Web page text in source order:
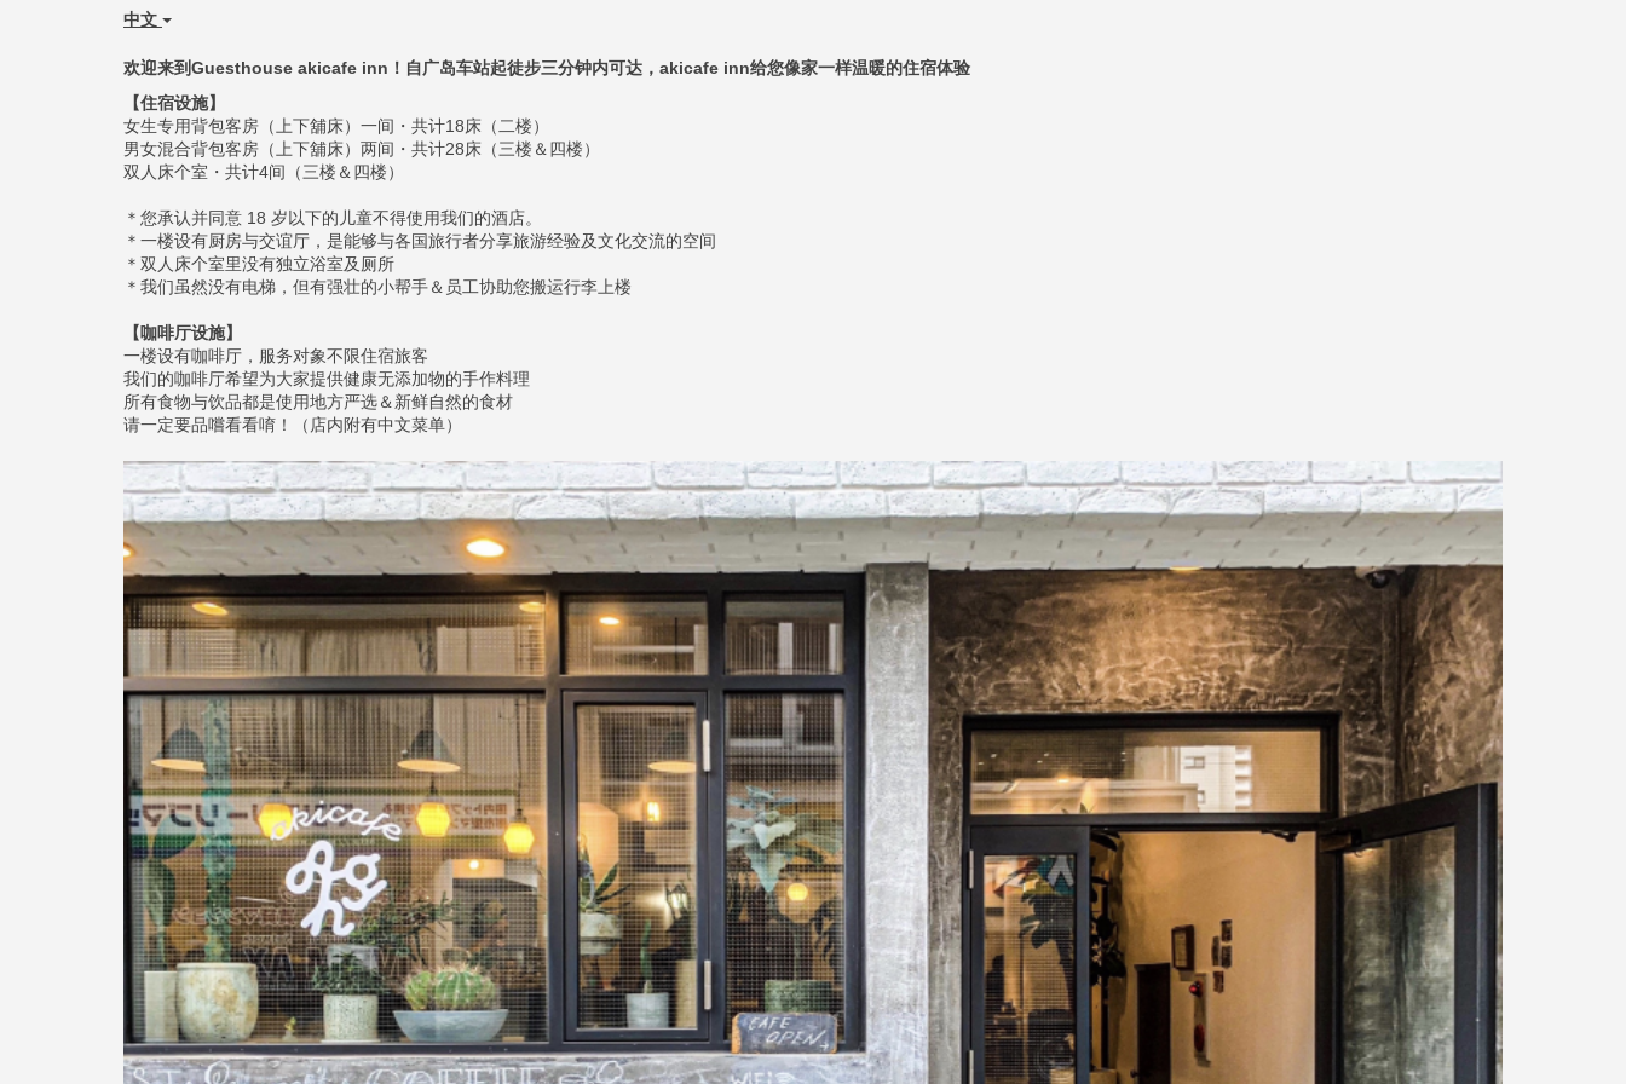
中文
欢迎来到Guesthouse akicafe inn！自广岛车站起徒步三分钟内可达，akicafe inn给您像家一样温暖的住宿体验
【住宿设施】
女生专用背包客房（上下舖床）一间・共计18床（二楼）
男女混合背包客房（上下舖床）两间・共计28床（三楼＆四楼）
双人床个室・共计4间（三楼＆四楼）
＊您承认并同意 18 岁以下的儿童不得使用我们的酒店。
​​​​​​​＊一楼设有厨房与交谊厅，是能够与各国旅行者分享旅游经验及文化交流的空间
＊双人床个室里没有独立浴室及厕所
＊我们虽然没有电梯，但有强壮的小帮手＆员工协助您搬运行李上楼
【咖啡厅设施】
一楼设有咖啡厅，服务对象不限住宿旅客
我们的咖啡厅希望为大家提供健康无添加物的手作料理
所有食物与饮品都是使用地方严选＆新鲜自然的食材
请一定要品嚐看看唷！（店内附有中文菜单）